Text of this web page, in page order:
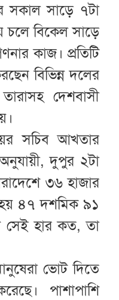
সকাল সাড়ে ৭টা
বিকেল সাড়ে
কাজ। প্রতিটি
বিভিন্ন দলের
তারাসহ দেশবাসী
সচিব আখতার
দুপুর ২টা
৩৬ হাজার
হয় ৪৭ দশমিক ৯১
সেই হার কত, তা
ভোট দিতে
পাশাপাশি